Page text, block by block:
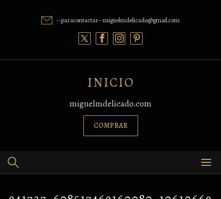
--paracontactar--miguelmdelicado@gmail.com
INICIO
miguelmdelicado.com
COMPRAR